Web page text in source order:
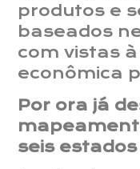
produtos e
baseados
com vistas
econômica
Por ora já
seis